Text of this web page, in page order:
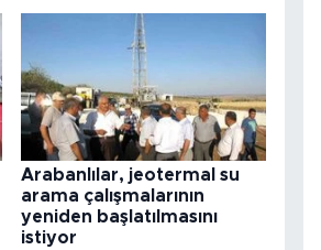
Arabanlılar, jeotermal su
arama çalışmalarının
yeniden başlatılmasını
istiyor